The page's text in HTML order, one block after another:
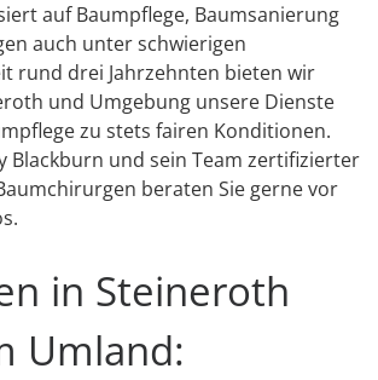
auf Baumpflege, Baumsanierung
auch unter schwierigen
rund drei Jahrzehnten bieten wir
und Umgebung unsere Dienste
zu stets fairen Konditionen.
Blackburn und sein Team zertifizierter
beraten Sie gerne vor
in Steineroth
Umland: